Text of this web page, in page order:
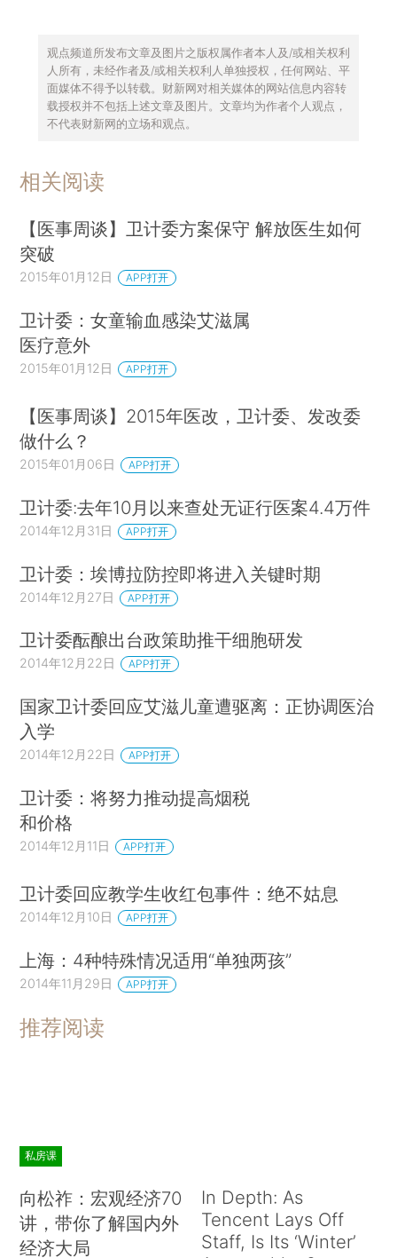
观点频道所发布文章及图片之版权属作者本人及/或相关权利
人所有，未经作者及/或相关权利人单独授权，任何网站、平
面媒体不得予以转载。财新网对相关媒体的网站信息内容转
载授权并不包括上述文章及图片。文章均为作者个人观点，
不代表财新网的立场和观点。
相关阅读
【医事周谈】卫计委方案保守 解放医生如何
突破
2015年01月12日 APP打开
卫计委：女童输血感染艾滋属
医疗意外
2015年01月12日 APP打开
【医事周谈】2015年医改，卫计委、发改委
做什么？
2015年01月06日 APP打开
卫计委:去年10月以来查处无证行医案4.4万件
2014年12月31日 APP打开
卫计委：埃博拉防控即将进入关键时期
2014年12月27日 APP打开
卫计委酝酿出台政策助推干细胞研发
2014年12月22日 APP打开
国家卫计委回应艾滋儿童遭驱离：正协调医治
入学
2014年12月22日 APP打开
卫计委：将努力推动提高烟税
和价格
2014年12月11日 APP打开
卫计委回应教学生收红包事件：绝不姑息
2014年12月10日 APP打开
上海：4种特殊情况适用“单独两孩”
2014年11月29日 APP打开
推荐阅读
私房课
向松祚：宏观经济70
讲，带你了解国内外
经济大局
In Depth: As
Tencent Lays Off
Staff, Is Its ‘Winter’